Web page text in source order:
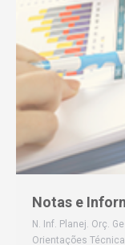
Notas e
N. Inf. Planej. Orç.
Orientações